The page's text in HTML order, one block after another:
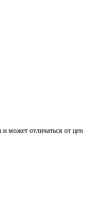
и может отличаться от цен